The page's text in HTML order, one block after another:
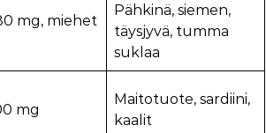
mg, miehet
Pähkinä, siemen,
täysjyvä, tumma
suklaa
mg
Maitotuote, sardiini,
kaalit